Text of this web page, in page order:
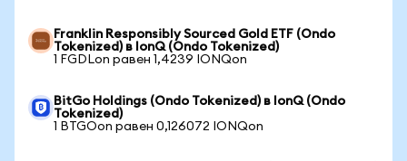
Franklin Responsibly Sourced Gold ETF (Ondo
Tokenized) в IonQ (Ondo Tokenized)
1 FGDLon равен 1,4239 IONQon
BitGo Holdings (Ondo Tokenized) в IonQ (Ondo
Tokenized)
1 BTGOon равен 0,126072 IONQon